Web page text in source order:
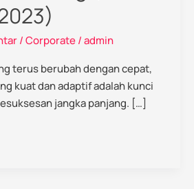
/Corporate/admin
terus berubah dengan cepat,
kuat dan adaptif adalah kunci
jangka panjang. […]